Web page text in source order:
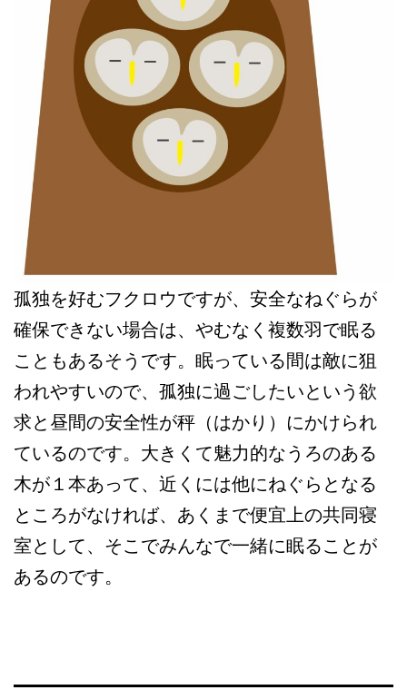
孤独を好むフクロウですが、安全なねぐらが
確保できない場合は、やむなく複数羽で眠る
こともあるそうです。眠っている間は敵に狙
われやすいので、孤独に過ごしたいという欲
求と昼間の安全性が秤（はかり）にかけられ
ているのです。大きくて魅力的なうろのある
木が１本あって、近くには他にねぐらとなる
ところがなければ、あくまで便宜上の共同寝
室として、そこでみんなで一緒に眠ることが
あるのです。